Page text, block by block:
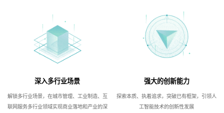
深入多行业场景
解锁多行业场景，在城市管理、工业制造、互
联网服务多行业领域实现商业落地和产业的深
强大的创新能力
探索本质、执着追求，突破已有框架，引领人
工智能技术的创新性发展